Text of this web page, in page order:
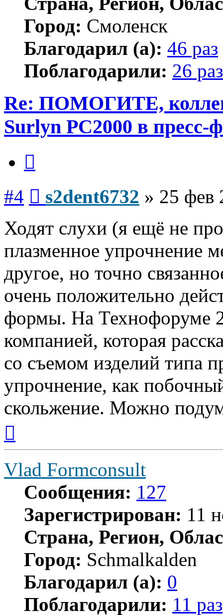
Город: Смоленск
Благодарил (а): 46 раз
Поблагодарили: 26 раз
Re: ПОМОГИТЕ,
Surlyn PC2000 в пресс-
#4 s2dent6732 » 25 фев
Ходят слухи (я ещё не
плазменное упрочнение
другое, но точно
очень положительно
формы. На Технофоруме
компанией, которая
со съемом изделий типа
упрочнение, как
скольжение. Можно
началу
Vlad Formconsult
Сообщения: 127
Зарегистрирован: 11
Страна, Регион,
Город: Schmalkalden
Благодарил (а): 0
Поблагодарили: 11 раз